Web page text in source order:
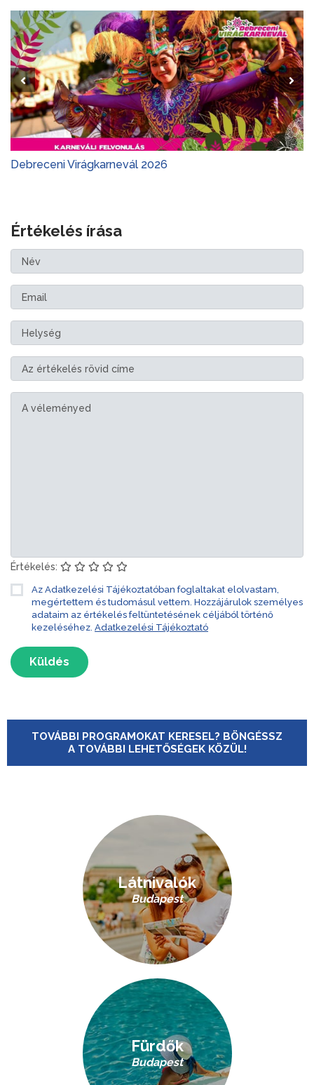
Debreceni Virágkarnevál 2026
Értékelés írása
Értékelés:
Az Adatkezelési Tájékoztatóban foglaltakat elolvastam,
megértettem és tudomásul vettem. Hozzájárulok személyes
adataim az értékelés feltüntetésének céljából történő
kezeléséhez. Adatkezelési Tájékoztató
Küldés
TOVÁBBI PROGRAMOKAT KERESEL? BÖNGÉSSZ
A TOVÁBBI LEHETŐSÉGEK KÖZÜL!
Látnivalók
Budapest
Fürdők
Budapest